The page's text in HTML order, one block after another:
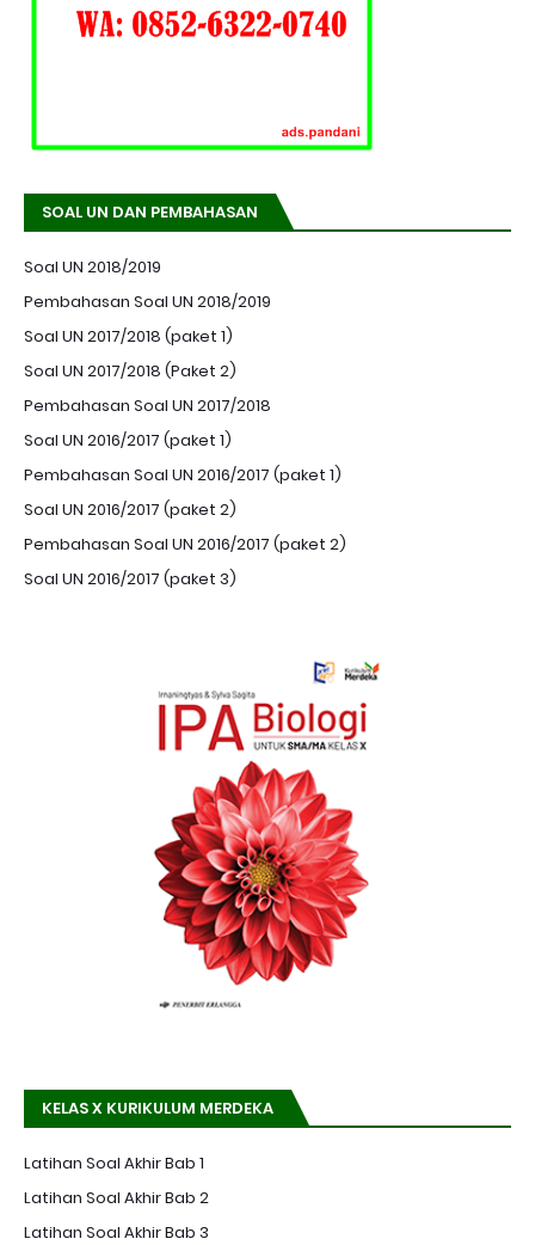
SOAL UN DAN PEMBAHASAN
Soal UN 2018/2019
Pembahasan Soal UN 2018/2019
Soal UN 2017/2018 (paket 1)
Soal UN 2017/2018 (Paket 2)
Pembahasan Soal UN 2017/2018
Soal UN 2016/2017 (paket 1)
Pembahasan Soal UN 2016/2017 (paket 1)
Soal UN 2016/2017 (paket 2)
Pembahasan Soal UN 2016/2017 (paket 2)
Soal UN 2016/2017 (paket 3)
KELAS X KURIKULUM MERDEKA
Latihan Soal Akhir Bab 1
Latihan Soal Akhir Bab 2
Latihan Soal Akhir Bab 3